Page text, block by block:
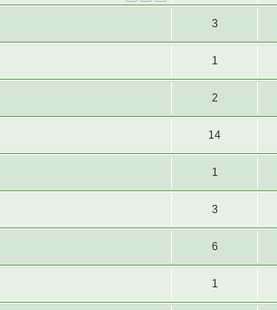
3
1
2
14
1
3
6
1